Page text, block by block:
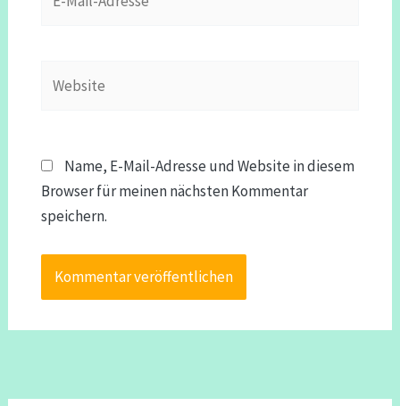
Mail-
Name, E-Mail-Adresse und Website in diesem
Browser für meinen nächsten Kommentar
speichern.